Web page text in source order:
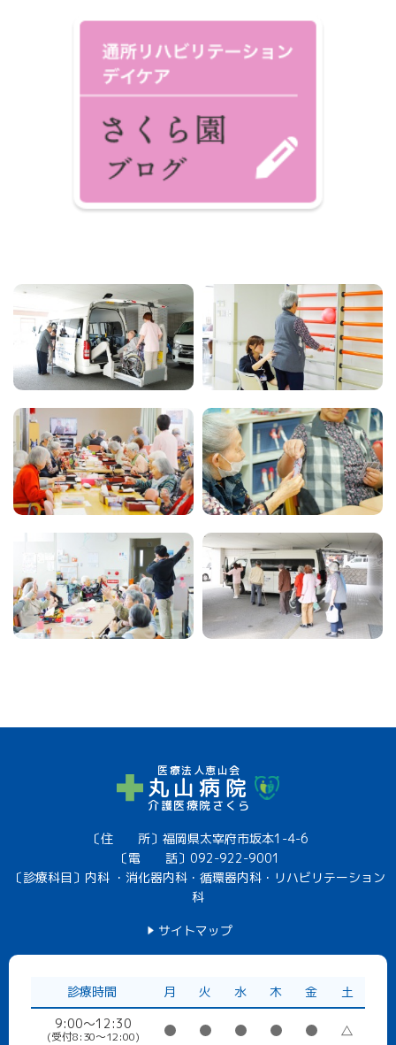
医療法人恵山会
丸山病院
介護医療院さくら
〔住 所〕福岡県太宰府市坂本1-4-6
〔電 話〕 092-922-9001
〔診療科目〕内科 ・消化器内科・循環器内科・リハビリテーション
科
サイトマップ
診療時間 月 火 水 木 金
土
9:00～12:30
(受付8:30〜12:00)